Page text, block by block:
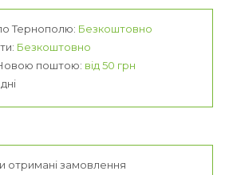
Тернополю: Безкоштовно
Безкоштовно
поштою: від 50 грн
отримані замовлення